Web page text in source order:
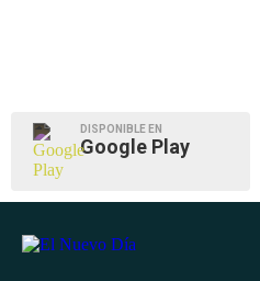
DISPONIBLE EN
Google Play